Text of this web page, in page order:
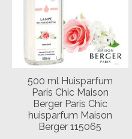
500 ml Huisparfum
Paris Chic Maison
Berger Paris Chic
huisparfum Maison
Berger 115065